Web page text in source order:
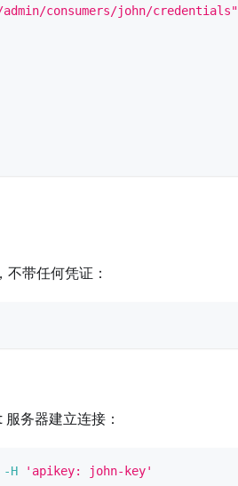
consumers/john/credentials"
带任何凭证：
务器建立连接：
-H 'apikey: john-key'